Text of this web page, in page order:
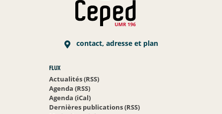
contact, adresse et plan
FLUX
Actualités (RSS)
Agenda (RSS)
Agenda (iCal)
Dernières publications (RSS)